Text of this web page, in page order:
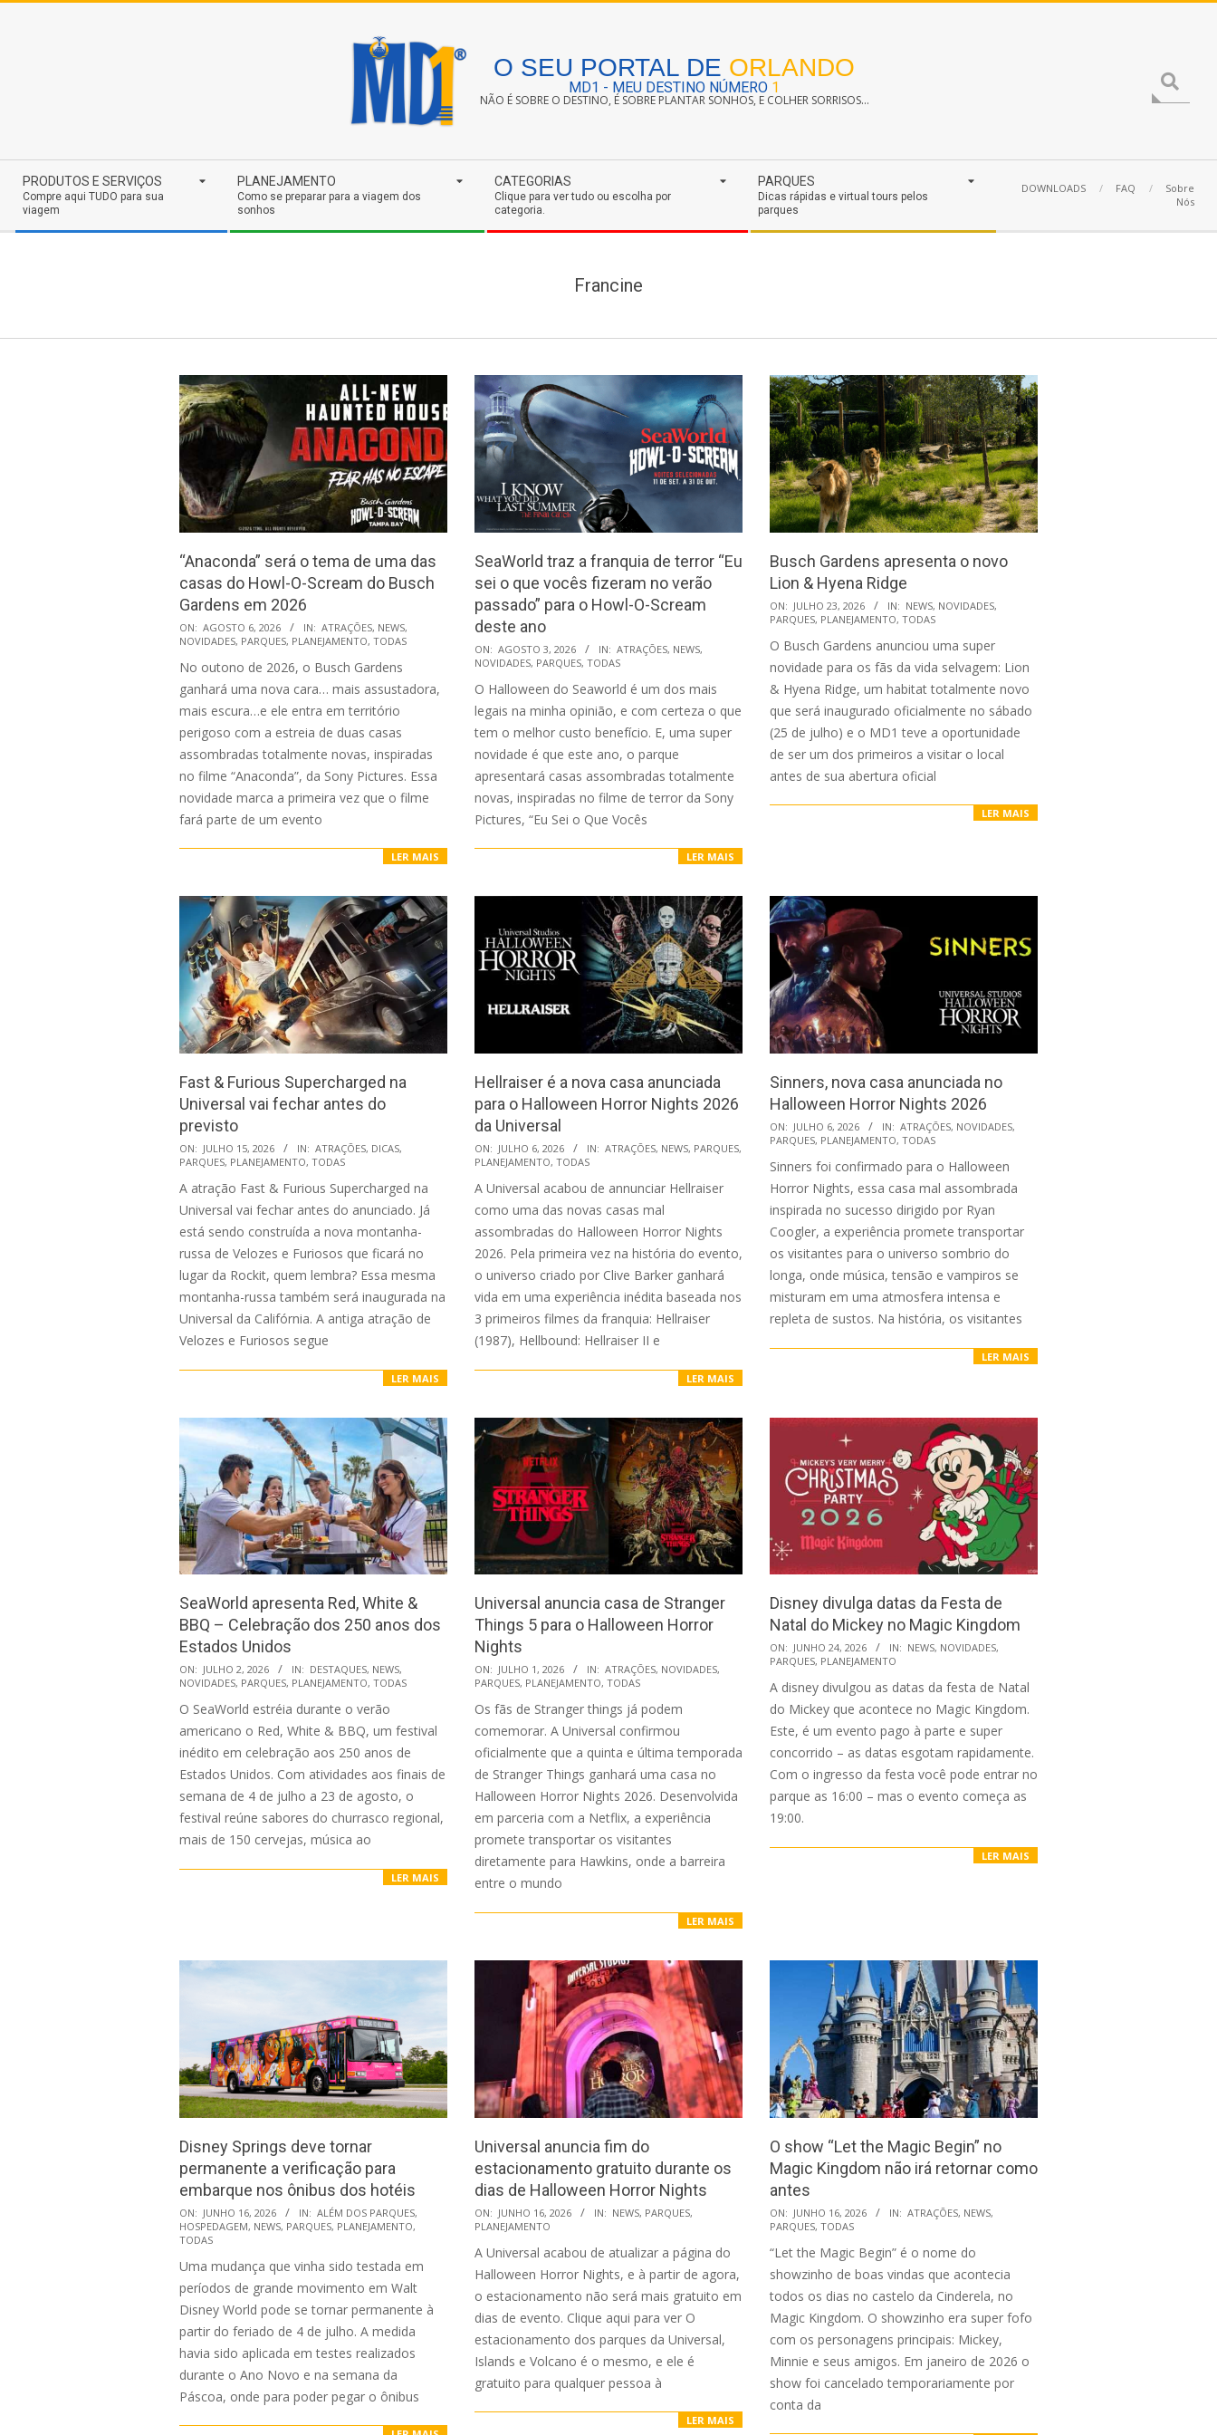
O SEU PORTAL DE ORLANDO
MD1 - MEU DESTINO NÚMERO 1
NÃO É SOBRE O DESTINO, É SOBRE PLANTAR SONHOS, E COLHER SORRISOS...
Navigation
Menu
PRODUTOS E SERVIÇOS
Compre aqui TUDO para sua
viagem
PLANEJAMENTO
Como se preparar para a viagem dos
sonhos
CATEGORIAS
Clique para ver tudo ou escolha por
categoria.
PARQUES
Dicas rápidas e virtual tours pelos
parques
DOWNLOADS FAQ
Sobre
Nós
Francine
“Anaconda” será o tema de uma das
casas do Howl-O-Scream do Busch
Gardens em 2026
2026-
08-
06
ON: AGOSTO 6, 2026 IN: ATRAÇÕES, NEWS,
NOVIDADES, PARQUES, PLANEJAMENTO, TODAS
No outono de 2026, o Busch Gardens
ganhará uma nova cara… mais assustadora,
mais escura…e ele entra em território
perigoso com a estreia de duas casas
assombradas totalmente novas, inspiradas
no filme “Anaconda”, da Sony Pictures. Essa
novidade marca a primeira vez que o filme
fará parte de um evento
LER MAIS
SeaWorld traz a franquia de terror “Eu
sei o que vocês fizeram no verão
passado” para o Howl-O-Scream
deste ano
2026-
08-
03
ON: AGOSTO 3, 2026 IN: ATRAÇÕES, NEWS,
NOVIDADES, PARQUES, TODAS
O Halloween do Seaworld é um dos mais
legais na minha opinião, e com certeza o que
tem o melhor custo benefício. E, uma super
novidade é que este ano, o parque
apresentará casas assombradas totalmente
novas, inspiradas no filme de terror da Sony
Pictures, “Eu Sei o Que Vocês
LER MAIS
Busch Gardens apresenta o novo
Lion & Hyena Ridge
2026-
07-
23
ON: JULHO 23, 2026 IN: NEWS, NOVIDADES,
PARQUES, PLANEJAMENTO, TODAS
O Busch Gardens anunciou uma super
novidade para os fãs da vida selvagem: Lion
& Hyena Ridge, um habitat totalmente novo
que será inaugurado oficialmente no sábado
(25 de julho) e o MD1 teve a oportunidade
de ser um dos primeiros a visitar o local
antes de sua abertura oficial
LER MAIS
Fast & Furious Supercharged na
Universal vai fechar antes do
previsto
2026-
07-
15
ON: JULHO 15, 2026 IN: ATRAÇÕES, DICAS,
PARQUES, PLANEJAMENTO, TODAS
A atração Fast & Furious Supercharged na
Universal vai fechar antes do anunciado. Já
está sendo construída a nova montanha-
russa de Velozes e Furiosos que ficará no
lugar da Rockit, quem lembra? Essa mesma
montanha-russa também será inaugurada na
Universal da Califórnia. A antiga atração de
Velozes e Furiosos segue
LER MAIS
Hellraiser é a nova casa anunciada
para o Halloween Horror Nights 2026
da Universal
2026-
07-
06
ON: JULHO 6, 2026 IN: ATRAÇÕES, NEWS, PARQUES,
PLANEJAMENTO, TODAS
A Universal acabou de annunciar Hellraiser
como uma das novas casas mal
assombradas do Halloween Horror Nights
2026. Pela primeira vez na história do evento,
o universo criado por Clive Barker ganhará
vida em uma experiência inédita baseada nos
3 primeiros filmes da franquia: Hellraiser
(1987), Hellbound: Hellraiser II e
LER MAIS
Sinners, nova casa anunciada no
Halloween Horror Nights 2026
2026-
07-
06
ON: JULHO 6, 2026 IN: ATRAÇÕES, NOVIDADES,
PARQUES, PLANEJAMENTO, TODAS
Sinners foi confirmado para o Halloween
Horror Nights, essa casa mal assombrada
inspirada no sucesso dirigido por Ryan
Coogler, a experiência promete transportar
os visitantes para o universo sombrio do
longa, onde música, tensão e vampiros se
misturam em uma atmosfera intensa e
repleta de sustos. Na história, os visitantes
LER MAIS
SeaWorld apresenta Red, White &
BBQ – Celebração dos 250 anos dos
Estados Unidos
2026-
07-
02
ON: JULHO 2, 2026 IN: DESTAQUES, NEWS,
NOVIDADES, PARQUES, PLANEJAMENTO, TODAS
O SeaWorld estréia durante o verão
americano o Red, White & BBQ, um festival
inédito em celebração aos 250 anos de
Estados Unidos. Com atividades aos finais de
semana de 4 de julho a 23 de agosto, o
festival reúne sabores do churrasco regional,
mais de 150 cervejas, música ao
LER MAIS
Universal anuncia casa de Stranger
Things 5 para o Halloween Horror
Nights
2026-
07-
01
ON: JULHO 1, 2026 IN: ATRAÇÕES, NOVIDADES,
PARQUES, PLANEJAMENTO, TODAS
Os fãs de Stranger things já podem
comemorar. A Universal confirmou
oficialmente que a quinta e última temporada
de Stranger Things ganhará uma casa no
Halloween Horror Nights 2026. Desenvolvida
em parceria com a Netflix, a experiência
promete transportar os visitantes
diretamente para Hawkins, onde a barreira
entre o mundo
LER MAIS
Disney divulga datas da Festa de
Natal do Mickey no Magic Kingdom
2026-
06-
24
ON: JUNHO 24, 2026 IN: NEWS, NOVIDADES,
PARQUES, PLANEJAMENTO
A disney divulgou as datas da festa de Natal
do Mickey que acontece no Magic Kingdom.
Este, é um evento pago à parte e super
concorrido – as datas esgotam rapidamente.
Com o ingresso da festa você pode entrar no
parque as 16:00 – mas o evento começa as
19:00.
LER MAIS
Disney Springs deve tornar
permanente a verificação para
embarque nos ônibus dos hotéis
2026-
06-
ON: JUNHO 16, 2026 IN: ALÉM DOS PARQUES,
HOSPEDAGEM, NEWS, PARQUES, PLANEJAMENTO,
TODAS
Uma mudança que vinha sido testada em
períodos de grande movimento em Walt
Disney World pode se tornar permanente à
partir do feriado de 4 de julho. A medida
havia sido aplicada em testes realizados
durante o Ano Novo e na semana da
Páscoa, onde para poder pegar o ônibus
Universal anuncia fim do
estacionamento gratuito durante os
dias de Halloween Horror Nights
2026-
06-
16
ON: JUNHO 16, 2026 IN: NEWS, PARQUES,
PLANEJAMENTO
A Universal acabou de atualizar a página do
Halloween Horror Nights, e à partir de agora,
o estacionamento não será mais gratuito em
dias de evento. Clique aqui para ver O
estacionamento dos parques da Universal,
Islands e Volcano é o mesmo, e ele é
gratuito para qualquer pessoa à
LER MAIS
O show “Let the Magic Begin” no
Magic Kingdom não irá retornar como
antes
2026-
06-
16
ON: JUNHO 16, 2026 IN: ATRAÇÕES, NEWS,
PARQUES, TODAS
“Let the Magic Begin” é o nome do
showzinho de boas vindas que acontecia
todos os dias no castelo da Cinderela, no
Magic Kingdom. O showzinho era super fofo
com os personagens principais: Mickey,
Minnie e seus amigos. Em janeiro de 2026 o
show foi cancelado temporariamente por
conta da